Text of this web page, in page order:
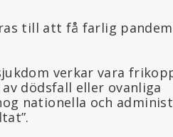
till att få farlig
verkar vara
dödsfall eller ovanliga
nationella och